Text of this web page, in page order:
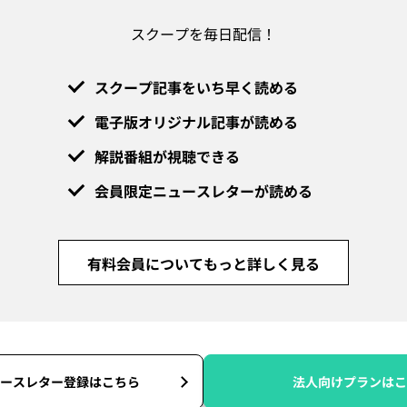
スクープを毎日配信！
スクープ記事をいち早く読める
電子版オリジナル記事が読める
解説番組が視聴できる
会員限定ニュースレターが読める
有料会員についてもっと詳しく見る
スレター登録はこちら 法人向けプランは